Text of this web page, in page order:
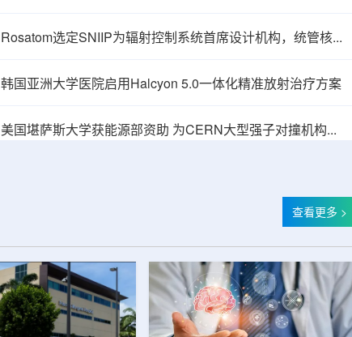
Thor Medical从AlphaOne首次交付高纯度钍-
Rosatom选定SNIIP为辐射控制系统首席设计机构，统管核设施放射仪表标准化与进口替代保障
韩国亚洲大学医院启用Halcyon 5.0一体化精准放射治疗方案
美国堪萨斯大学获能源部资助 为CERN大型强子对撞机构建新一代探测器
查看更多 >